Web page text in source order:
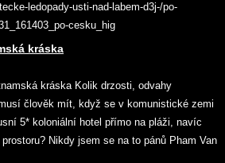
ledopady-usti-nad-labem-d3j-/po-
cesku_hig
kráska
kráska Kolik drzosti, odvahy
člověk mít, když se v komunistické zemi
5* koloniální hotel přímo na pláži, navíc
Nikdy jsem se na to pánů Pham Van